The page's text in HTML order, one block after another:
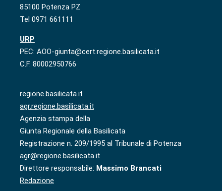
85100 Potenza PZ
Tel 0971 661111
URP
PEC: AOO-giunta@cert.regione.basilicata.it
C.F. 80002950766
regione.basilicata.it
agr.regione.basilicata.it
Agenzia stampa della
Giunta Regionale della Basilicata
Registrazione n. 209/1995 al Tribunale di Potenza
agr@regione.basilicata.it
Direttore responsabile: Massimo Brancati
Redazione